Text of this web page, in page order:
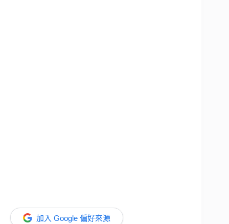
加入 Google 偏好來源